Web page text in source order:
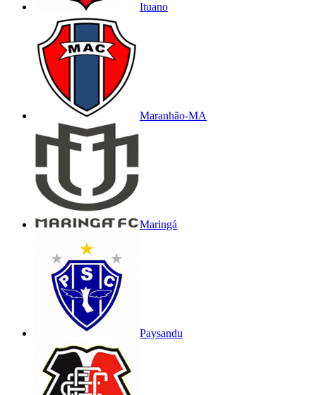
Ituano
Maranhão-MA
Maringá
Paysandu